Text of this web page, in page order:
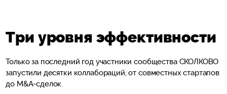
Три уровня эффективности
Только за последний год участники сообщества СКОЛКОВО
запустили десятки коллабораций, от совместных стартапов
до M&A-сделок.